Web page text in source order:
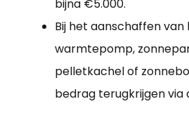
bijna €5.000.
Bij het aanschaffen
warmtepomp,
pelletkachel of
bedrag terugkrijgen via